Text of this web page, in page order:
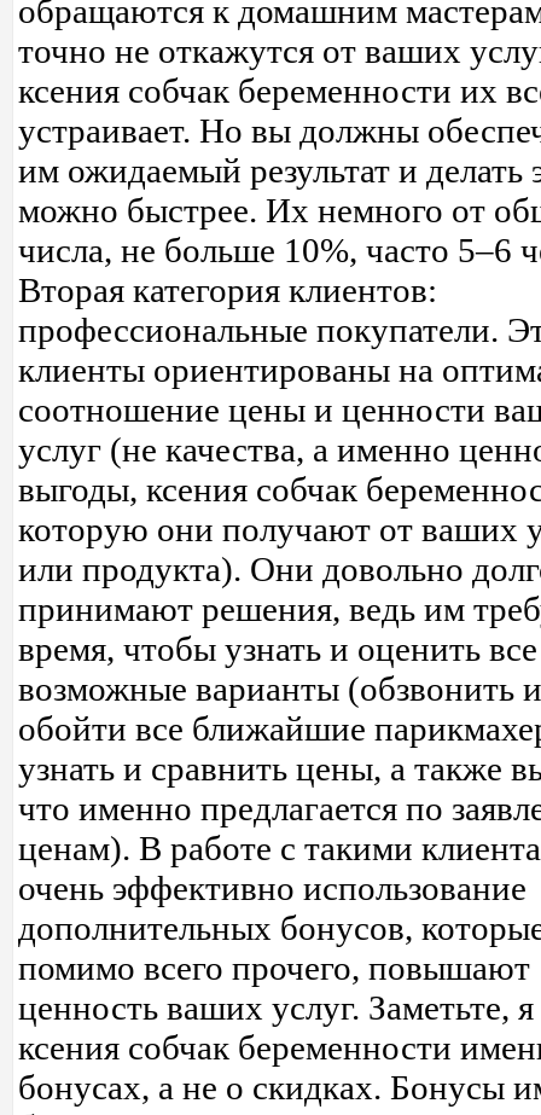
обращаются к домашним
точно не откажутся от ваших
ксения собчак беременности их
устраивает. Но вы должны
им ожидаемый результат и делать
можно быстрее. Их немного от
числа, не больше 10%, часто 5–6
Вторая категория клиентов:
профессиональные покупатели.
клиенты ориентированы на
соотношение цены и ценности
услуг (не качества, а именно
выгоды, ксения собчак
которую они получают от ваших
или продукта). Они довольно
принимают решения, ведь им
время, чтобы узнать и оценить все
возможные варианты (обзвонить
обойти все ближайшие
узнать и сравнить цены, а также
что именно предлагается по
ценам). В работе с такими
очень эффективно использование
дополнительных бонусов,
помимо всего прочего, повышают
ценность ваших услуг. Заметьте,
ксения собчак беременности
бонусах, а не о скидках. Бонусы